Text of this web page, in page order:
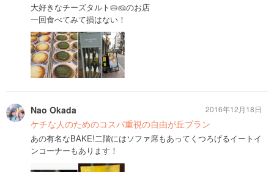
大好きなチーズタルト🥧🧀のお店
一回食べてみて損はない！
Nao Okada
ケチな人のためのコスパ重視の自由が丘プラン
あの有名なBAKE!二階にはソファ席もあってくつろげるイートイ
ンコーナーもあります！
2016年12月18日